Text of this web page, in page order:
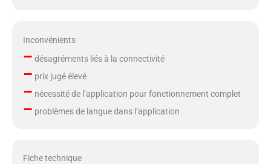
Inconvénients
– désagréments liés à la connectivité
– prix jugé élevé
– nécessité de l’application pour fonctionnement complet
– problèmes de langue dans l’application
Fiche technique